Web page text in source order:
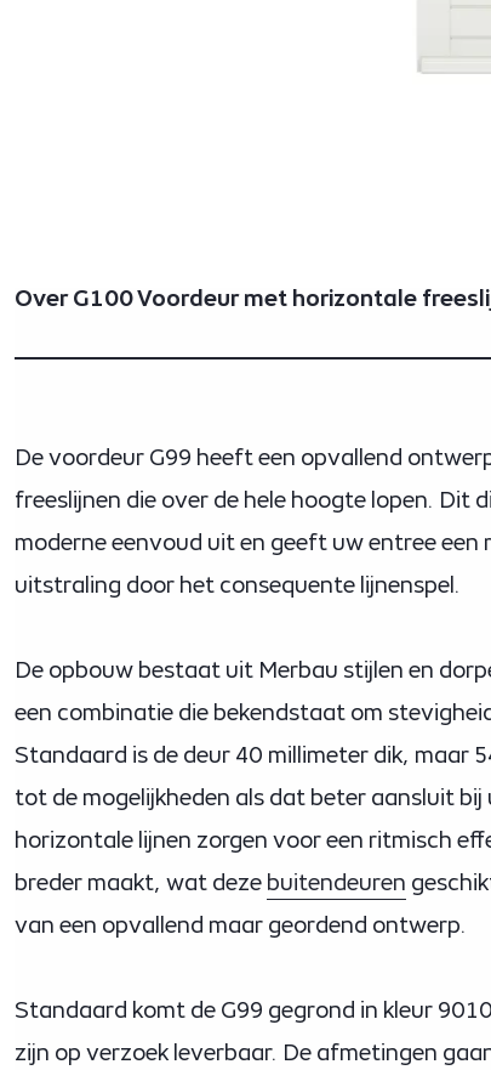
Over G100 Voordeur met horizontale
De voordeur G99 heeft een opvallend
freeslijnen die over de hele hoogte lopen. Dit
moderne eenvoud uit en geeft uw entree een
uitstraling door het consequente lijnenspel.
De opbouw bestaat uit Merbau stijlen en
een combinatie die bekendstaat om
Standaard is de deur 40 millimeter dik, maar
tot de mogelijkheden als dat beter aansluit bij
horizontale lijnen zorgen voor een ritmisch
breder maakt, wat deze buitendeuren
van een opvallend maar geordend ontwerp.
Standaard komt de G99 gegrond in kleur
zijn op verzoek leverbaar. De afmetingen